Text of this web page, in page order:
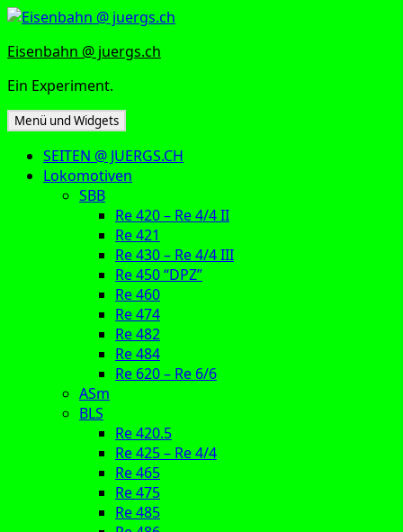
Zum
springen
Eisenbahn @ juergs.ch
Ein Experiment.
Menü und Widgets
SEITEN @ JUERGS.CH
Lokomotiven
SBB
Re 420 – Re 4/4 II
Re 421
Re 430 – Re 4/4 III
Re 450 “DPZ”
Re 460
Re 474
Re 482
Re 484
Re 620 – Re 6/6
ASm
BLS
Re 420.5
Re 425 – Re 4/4
Re 465
Re 475
Re 485